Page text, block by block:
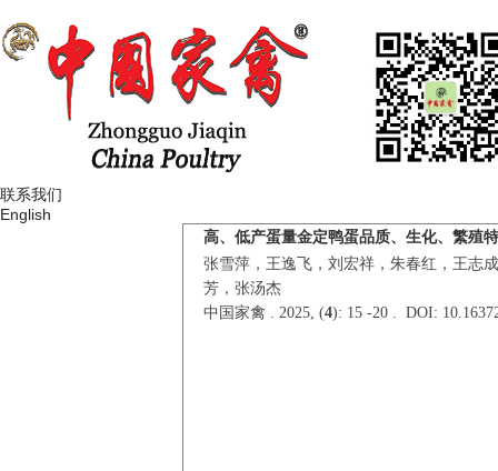
联系我们
English
高、低产蛋量金定鸭蛋品质、生化、繁殖
张雪萍，王逸飞，刘宏祥，朱春红，王志
芳，张汤杰
中国家禽 . 2025, (4): 15 -20 . DOI: